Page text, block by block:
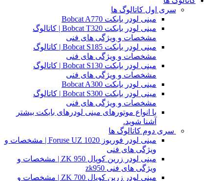
سری اول کاتالوگ ها
مینی لودر بابکت Bobcat A770
مینی لودر بابکت Bobcat T320 | کاتالوگ
مشخصات و ویژگی های فنی
مینی لودر بابکت Bobcat S185 | کاتالوگ
مشخصات و ویژگی های فنی
مینی لودر بابکت Bobcat S130 | کاتالوگ
مشخصات و ویژگی های فنی
مینی لودر بابکت Bobcat A300
مینی لودر بابکت Bobcat S300 | کاتالوگ
مشخصات و ویژگی های فنی
با انواع موتورهای مینی لودرهای بابکت بیشتر
آشنا شوید.
سری دوم کاتالوگ ها
مینی لودر فوریوز Foruse UZ 1020 | مشخصات و
ویژگی های فنی
مینی لودر زرین کوپال ZK 950 | مشخصات و
ویژگی های فنی zk950
مینی لودر زرین کوپال ZK 700 | مشخصات و